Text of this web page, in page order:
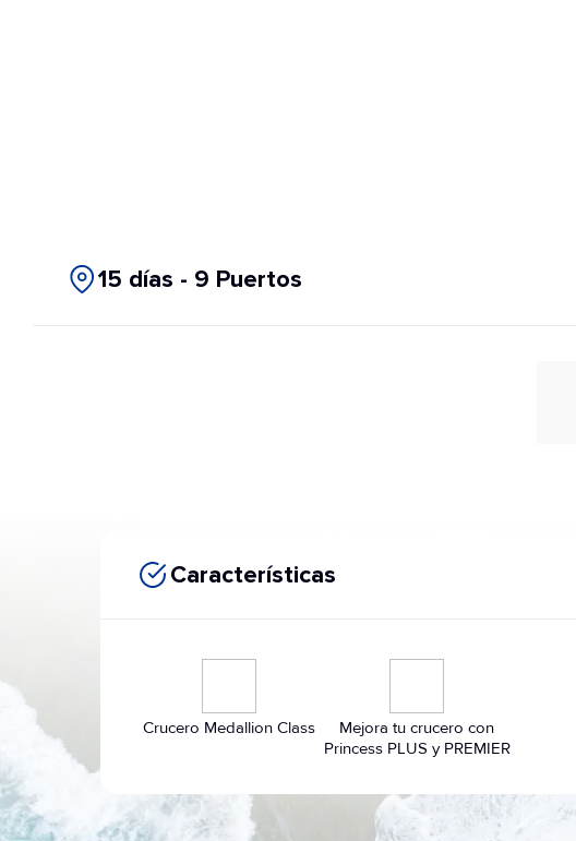
15 días - 9 Puertos
Características
Crucero Medallion Class
Mejora tu crucero con
Princess PLUS y PREMIER